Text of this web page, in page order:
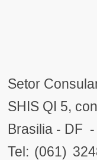
Setor
SHIS QI 5,
Brasilia - DF
Tel: (061)